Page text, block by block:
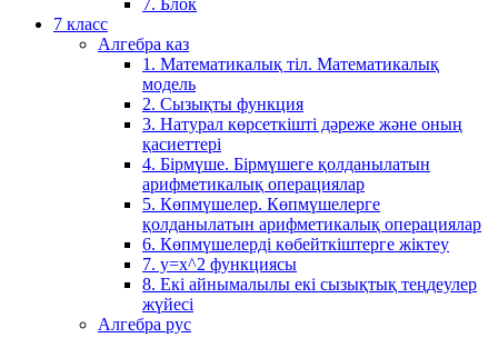
7 класс
Алгебра каз
1. Математикалық тіл. Математикалық
модель
2. Сызықты функция
3. Натурал көрсеткішті дәреже және оның
қасиеттері
4. Бірмүше. Бірмүшеге қолданылатын
арифметикалық операциялар
5. Көпмүшелер. Көпмүшелерге
қолданылатын арифметикалық операциялар
6. Көпмүшелерді көбейткіштерге жіктеу
7. у=х^2 функциясы
8. Екі айнымалылы екі сызықтық теңдеулер
жүйесі
Алгебра рус